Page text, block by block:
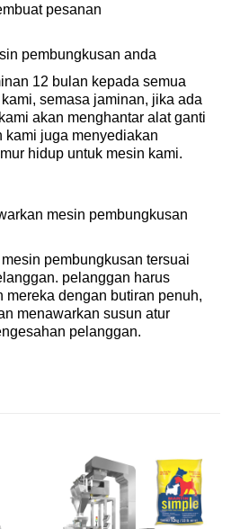
pesanan
pembungkusan anda
12 bulan kepada semua
semasa jaminan, jika ada
akan menghantar alat ganti
kami juga menyediakan
hidup untuk mesin kami.
mesin pembungkusan
pembungkusan tersuai
pelanggan harus
mereka dengan butiran penuh,
menawarkan susun atur
pelanggan.